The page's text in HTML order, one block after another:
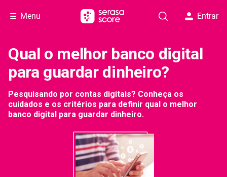
Menu Entrar
Qual o melhor banco digital
para guardar dinheiro?
Pesquisando por contas digitais? Conheça os
cuidados e os critérios para definir qual o melhor
banco digital para guardar dinheiro.